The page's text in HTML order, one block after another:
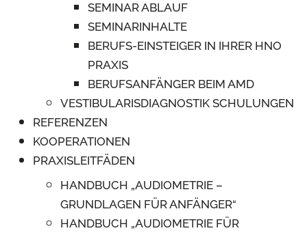
SEMINAR ABLAUF
SEMINARINHALTE
BERUFS-EINSTEIGER IN IHRER HNO
PRAXIS
BERUFSANFÄNGER BEIM AMD
VESTIBULARISDIAGNOSTIK SCHULUNGEN
REFERENZEN
KOOPERATIONEN
PRAXISLEITFÄDEN
HANDBUCH „AUDIOMETRIE –
GRUNDLAGEN FÜR ANFÄNGER“
HANDBUCH „AUDIOMETRIE FÜR